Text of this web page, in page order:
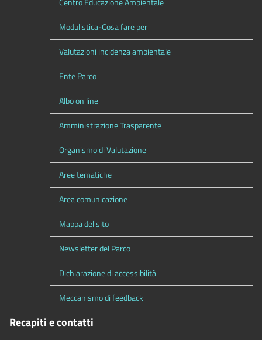
Modulistica-Cosa fare per
Valutazioni incidenza ambientale
Ente Parco
Albo on line
Amministrazione Trasparente
Organismo di Valutazione
Aree tematiche
Area comunicazione
Mappa del sito
Newsletter del Parco
Dichiarazione di accessibilità
Meccanismo di feedback
Recapiti e contatti